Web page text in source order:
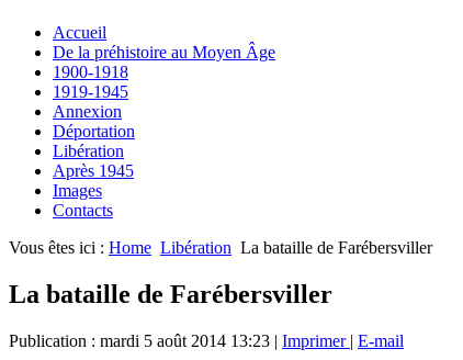
Accueil
De la préhistoire au Moyen Âge
1900-1918
1919-1945
Annexion
Déportation
Libération
Après 1945
Images
Contacts
Vous êtes ici : Home Libération La bataille de Farébersviller
La bataille de Farébersviller
Publication : mardi 5 août 2014 13:23 | Imprimer | E-mail